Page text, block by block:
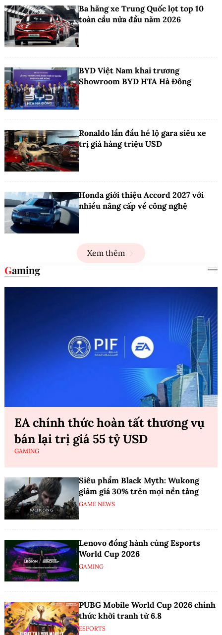
Ba hãng xe Trung Quốc lọt top 10
toàn cầu nửa đầu năm 2026
BYD Việt Nam khai trương
Showroom BYD HTA Hà Đông
Ronaldo lần đầu hé lộ gara siêu xe
trị giá hàng triệu USD
Honda giới thiệu Accord 2027 với
nhiều nâng cấp về công nghệ
Xem thêm
Gaming
EA chính thức hoàn tất thương vụ
bán lại trị giá 55 tỷ USD
GAMING
Siêu phẩm Black Myth: Wukong
giảm giá 30% trên mọi nền tảng
GAME NEWS
Lenovo đồng hành cùng Esports
World Cup 2026
GAMING
PUBG Mobile World Cup 2026 chính
thức khởi tranh từ 6.8
ESPORTS